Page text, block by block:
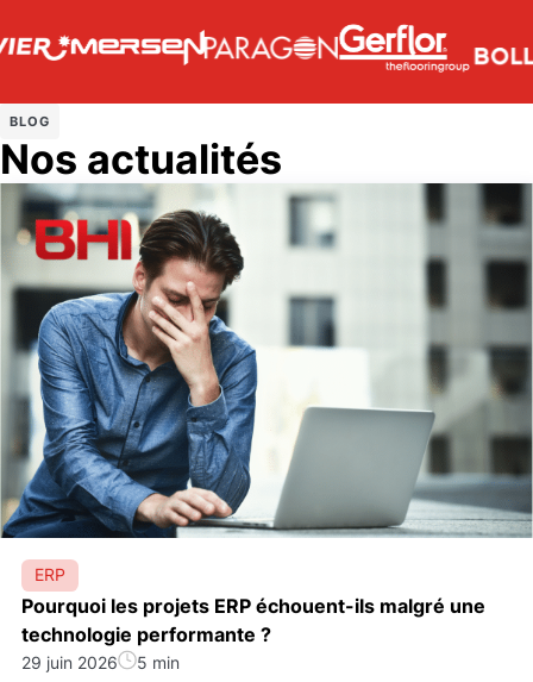
BLOG
Nos actualités
ERP
Pourquoi les projets ERP échouent-ils malgré une
technologie performante ?
29 juin 2026 5 min